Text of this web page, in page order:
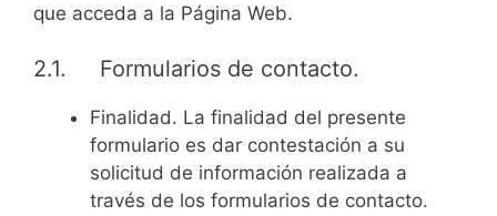
que acceda a la Página Web.
2.1. Formularios de contacto.
Finalidad. La finalidad del presente
formulario es dar contestación a su
solicitud de información realizada a
través de los formularios de contacto.